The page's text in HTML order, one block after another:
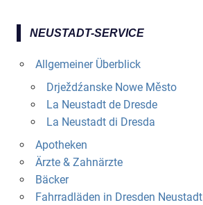
NEUSTADT-SERVICE
Allgemeiner Überblick
Drježdźanske Nowe Město
La Neustadt de Dresde
La Neustadt di Dresda
Apotheken
Ärzte & Zahnärzte
Bäcker
Fahrradläden in Dresden Neustadt